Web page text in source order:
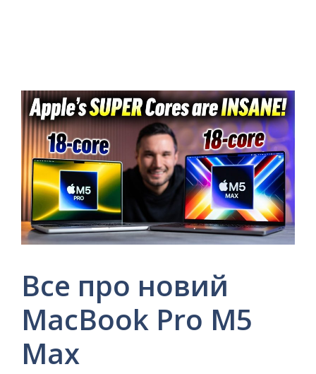
Все про новий
MacBook Pro M5
Max